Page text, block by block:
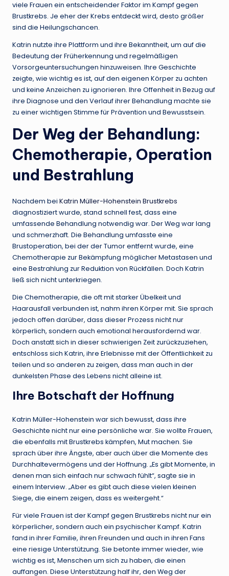
viele Frauen ein entscheidender Faktor im Kampf gegen
Brustkrebs. Je eher der Krebs entdeckt wird, desto größer
sind die Heilungschancen.
Katrin nutzte ihre Plattform und ihre Bekanntheit, um auf die
Bedeutung der Früherkennung und regelmäßigen
Vorsorgeuntersuchungen hinzuweisen. Ihre Geschichte
zeigte, wie wichtig es ist, auf den eigenen Körper zu achten
und keine Anzeichen zu ignorieren. Ihre Offenheit in Bezug auf
ihre Diagnose und den Verlauf ihrer Behandlung machte sie
zu einer wichtigen Stimme für Prävention und Bewusstsein.
Der Weg der Behandlung:
Chemotherapie, Operation
und Bestrahlung
Nachdem bei Katrin Müller-Hohenstein Brustkrebs
diagnostiziert wurde, stand schnell fest, dass eine
umfassende Behandlung notwendig war. Der Weg war lang
und schmerzhaft. Die Behandlung umfasste eine
Brustoperation, bei der der Tumor entfernt wurde, eine
Chemotherapie zur Bekämpfung möglicher Metastasen und
eine Bestrahlung zur Reduktion von Rückfällen. Doch Katrin
ließ sich nicht unterkriegen.
Die Chemotherapie, die oft mit starker Übelkeit und
Haarausfall verbunden ist, nahm ihren Körper mit. Sie sprach
jedoch offen darüber, dass dieser Prozess nicht nur
körperlich, sondern auch emotional herausfordernd war.
Doch anstatt sich in dieser schwierigen Zeit zurückzuziehen,
entschloss sich Katrin, ihre Erlebnisse mit der Öffentlichkeit zu
teilen und so anderen zu zeigen, dass man auch in der
dunkelsten Phase des Lebens nicht alleine ist.
Ihre Botschaft der Hoffnung
Katrin Müller-Hohenstein war sich bewusst, dass ihre
Geschichte nicht nur eine persönliche war. Sie wollte Frauen,
die ebenfalls mit Brustkrebs kämpfen, Mut machen. Sie
sprach über ihre Ängste, aber auch über die Momente des
Durchhaltevermögens und der Hoffnung. „Es gibt Momente, in
denen man sich einfach nur schwach fühlt“, sagte sie in
einem Interview. „Aber es gibt auch diese vielen kleinen
Siege, die einem zeigen, dass es weitergeht.“
Für viele Frauen ist der Kampf gegen Brustkrebs nicht nur ein
körperlicher, sondern auch ein psychischer Kampf. Katrin
fand in ihrer Familie, ihren Freunden und auch in ihren Fans
eine riesige Unterstützung. Sie betonte immer wieder, wie
wichtig es ist, Menschen um sich zu haben, die einen
auffangen. Diese Unterstützung half ihr, den Weg der